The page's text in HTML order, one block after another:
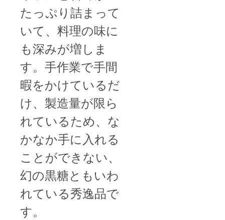
たっぷり詰まって
いて、料理の味に
も深みが増しま
す。手作業で手間
暇をかけているだ
け、製造量が限ら
れているため、な
かなか手に入れる
ことができない、
幻の黒糖ともいわ
れている秀逸品で
す。